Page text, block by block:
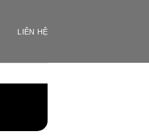
LIÊN HỆ